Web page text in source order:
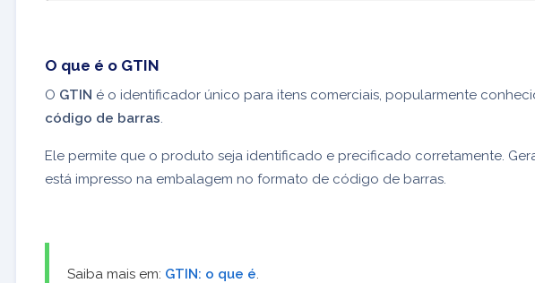
O que é o GTIN
O GTIN é o identificador único para itens comerciais, popularmente
código de barras
Ele permite que o produto seja identificado e precificado corretamente.
está impresso na embalagem no formato de código de barras.
Saiba mais em: GTIN: o que é.